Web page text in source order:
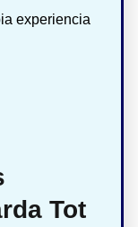
experiencia
Tot